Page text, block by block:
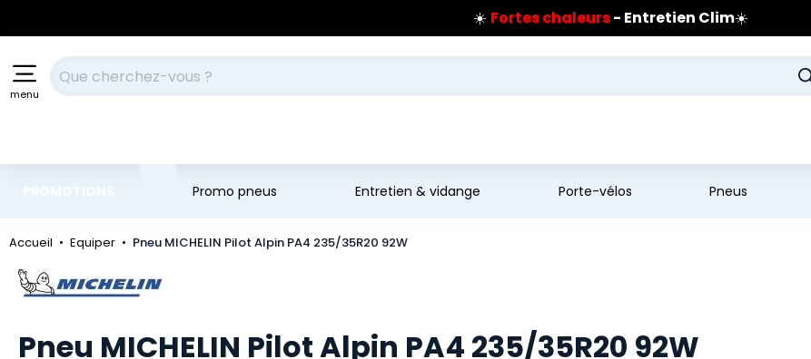
☀️ Fortes chaleurs- Entretien Clim☀️
Prix coûtant pneus Bridgestone
🔥Extincteur :réflexe sécurité🔥
sur les pneus Bridgestone
menu
Votre recherche
Promo pneus Entretien & vidange Porte-vélos Pneus
Accueil Equiper Pneu MICHELIN Pilot Alpin PA4 235/35R20 92W
Marque
Pneu MICHELIN Pilot Alpin PA4 235/35R20 92W